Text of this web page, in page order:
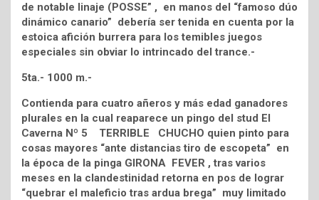
de notable linaje (POSSE” , en manos del “famoso dúo
dinámico canario” debería ser tenida en cuenta por la
estoica afición burrera para los temibles juegos
especiales sin obviar lo intrincado del trance.-
5ta.- 1000 m.-
Contienda para cuatro añeros y más edad ganadores
plurales en la cual reaparece un pingo del stud El
Caverna Nº 5 TERRIBLE CHUCHO quien pinto para
cosas mayores “ante distancias tiro de escopeta” en
la época de la pinga GIRONA FEVER , tras varios
meses en la clandestinidad retorna en pos de lograr
“quebrar el maleficio tras ardua brega” muy limitado